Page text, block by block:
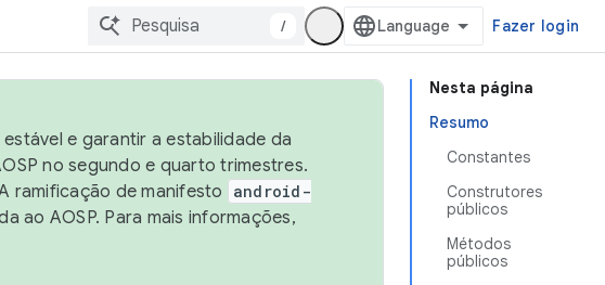
/ Fazer login
Nesta página
Resumo
Constantes
Construtores
públicos
Métodos
públicos
e garantir a estabilidade da
no segundo e quarto trimestres.
ramificação de manifesto
android-
ao AOSP. Para mais informações,